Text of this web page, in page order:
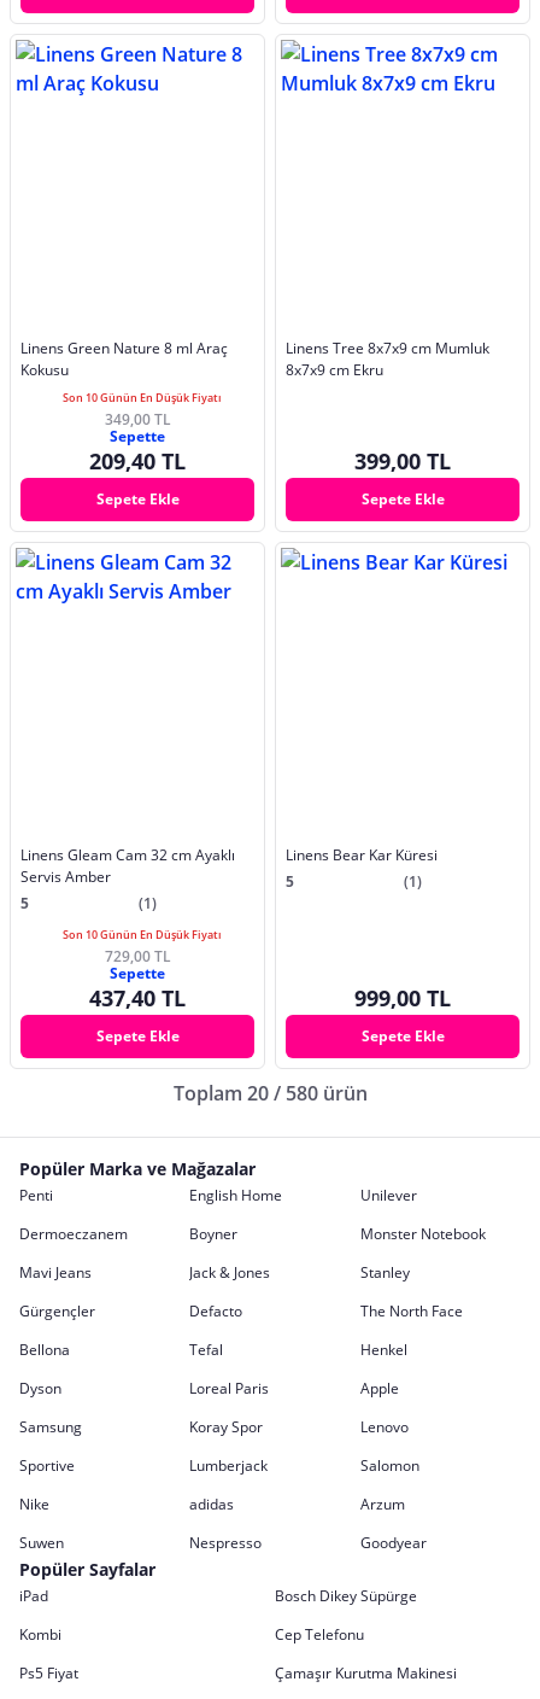
Linens Green Nature 8 ml Araç
Kokusu
Son 10 Günün En Düşük Fiyatı
349,00 TL
Sepette
209,40 TL
Sepete Ekle
Linens Tree 8x7x9 cm Mumluk
8x7x9 cm Ekru
399,00 TL
Sepete Ekle
Linens Gleam Cam 32 cm Ayaklı
Servis Amber
5
(1)
Son 10 Günün En Düşük Fiyatı
729,00 TL
Sepette
437,40 TL
Sepete Ekle
Linens Bear Kar Küresi
5
(1)
999,00 TL
Sepete Ekle
Toplam 20 / 580 ürün
Popüler Marka ve Mağazalar
Penti English Home
Unilever
Dermoeczanem
Boyner
Monster Notebook
Mavi Jeans
Jack & Jones
Stanley
Gürgençler
Defacto
The North Face
Bellona
Tefal
Henkel
Dyson
Loreal Paris
Apple
Samsung
Koray Spor
Lenovo
Sportive
Lumberjack
Salomon
Nike
adidas
Arzum
Suwen
Nespresso Goodyear
Popüler Sayfalar
iPad
Bosch Dikey Süpürge
Kombi
Cep Telefonu
Ps5 Fiyat
Çamaşır Kurutma Makinesi